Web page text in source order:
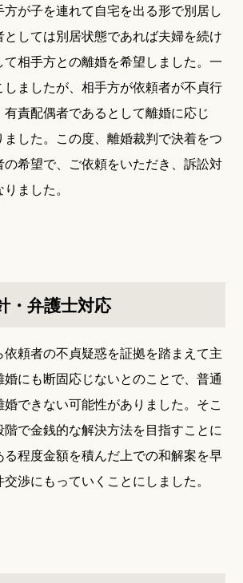
が子を連れて自宅を出る形で別居し
しては別居状態であれば夫婦を続け
て相手方との離婚を希望しました。一
ましたが、相手方が依頼者が不貞行
責配偶者であるとして離婚に応じ
した。この度、離婚裁判で決着をつ
希望で、ご依頼をいただき、訴訟対
ました。
・弁護士対応
頼者の不貞疑惑を証拠を踏まえて主
にも断固応じないとのことで、普通
できない可能性がありました。そこ
で金銭的な解決方法を目指すことに
程度金額を積んだ上での和解案を早
渉にもっていくことにしました。